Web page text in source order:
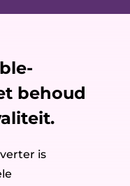
behoud
is